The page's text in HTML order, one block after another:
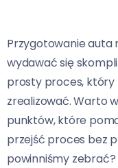
Przygotowanie auta
wydawać się
prosty proces, który
zrealizować. Warto
punktów, które
przejść proces bez
powinniśmy